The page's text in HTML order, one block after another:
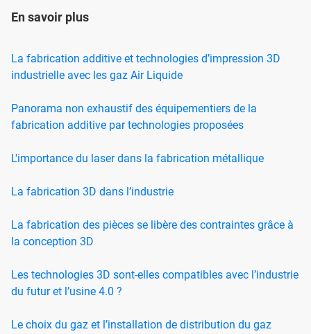
En savoir plus
La fabrication additive et technologies d’impression 3D
industrielle avec les gaz Air Liquide
Panorama non exhaustif des équipementiers de la
fabrication additive par technologies proposées
L'importance du laser dans la fabrication métallique
La fabrication 3D dans l’industrie
La fabrication des pièces se libère des contraintes grâce à
la conception 3D
Les technologies 3D sont-elles compatibles avec l’industrie
du futur et l’usine 4.0 ?
Le choix du gaz et l’installation de distribution du gaz